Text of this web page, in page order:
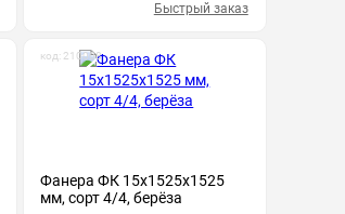
Быстрый заказ
код: 210008
Фанера ФК 15х1525х1525
мм, сорт 4/4, берёза